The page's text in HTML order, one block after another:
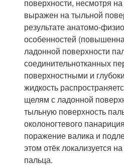
поверхности, несмотря
выражен на тыльной
результате анатомо-
особенностей
ладонной поверхности
соединительнотканных
поверхностными и
жидкость
щелям с ладонной
тыльную поверхность
околоногтевого
поражение валика и
этом отёк локализуется
пальца.